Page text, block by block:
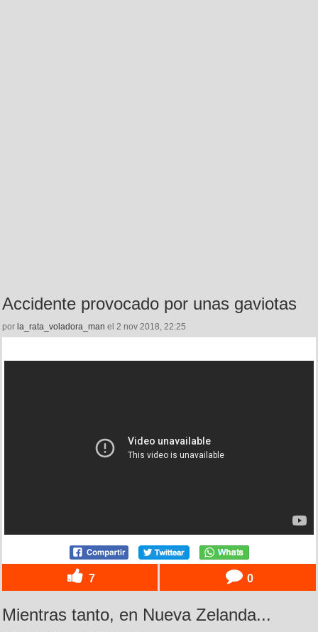
Accidente provocado por unas gaviotas
por la_rata_voladora_man el 2 nov 2018, 22:25
7 0
Mientras tanto, en Nueva Zelanda...